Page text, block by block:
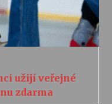
užijí veřejné
zdarma